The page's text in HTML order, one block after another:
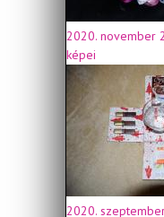
2020. november
képei
2020.